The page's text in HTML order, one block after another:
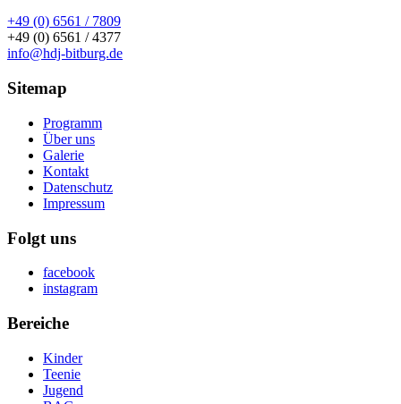
+49 (0) 6561 / 7809
+49 (0) 6561 / 4377
info@hdj-bitburg.de
Sitemap
Programm
Über uns
Galerie
Kontakt
Datenschutz
Impressum
Folgt uns
facebook
instagram
Bereiche
Kinder
Teenie
Jugend